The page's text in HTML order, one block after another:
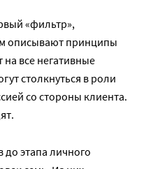
«фильтр»,
описывают принципы
все негативные
столкнуться в роли
со стороны клиента.
до этапа личного